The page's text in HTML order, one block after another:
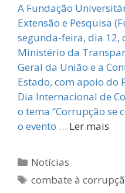
A Fundação
Extensão e Pesquisa
segunda-feira, dia 12,
Ministério da
Geral da União e a
Estado, com apoio do
Dia Internacional de
o tema “Corrupção se
o evento … Ler mais
Categorias
Notícias
Tags
combate à